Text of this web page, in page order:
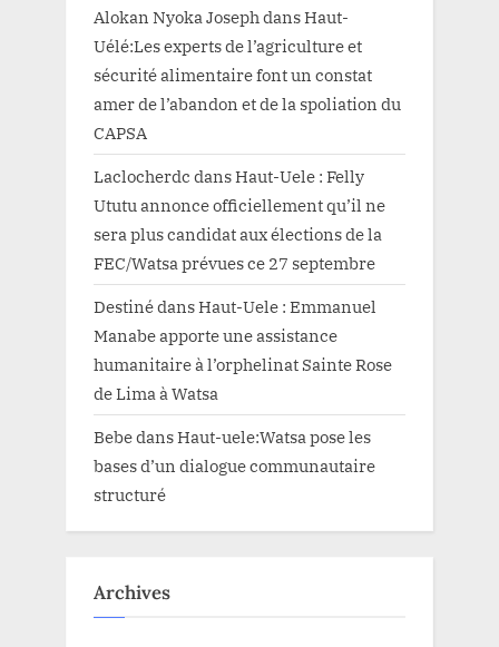
Alokan Nyoka Joseph dansHaut-
Uélé:Les experts de l’agriculture et
sécurité alimentaire font un constat
amer de l’abandon et de la spoliation du
CAPSA
Laclocherdc dansHaut-Uele : Felly
Ututu annonce officiellement qu’il ne
sera plus candidat aux élections de la
FEC/Watsa prévues ce 27 septembre
DestinédansHaut-Uele : Emmanuel
Manabe apporte une assistance
humanitaire à l’orphelinat Sainte Rose
de Lima à Watsa
BebedansHaut-uele:Watsa pose les
bases d’un dialogue communautaire
structuré
Archives